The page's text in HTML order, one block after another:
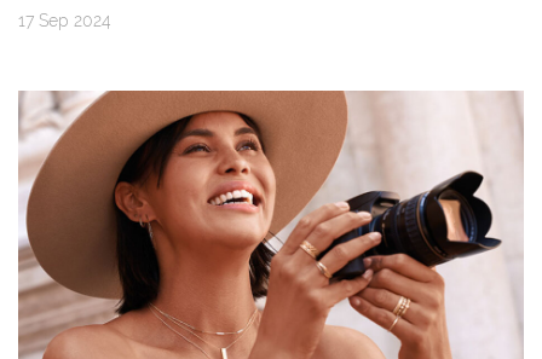
17 Sep 2024